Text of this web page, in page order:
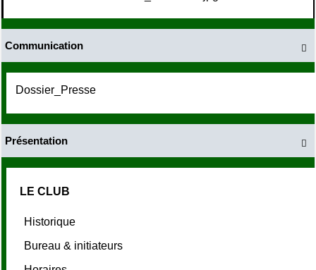

Communication
Dossier_Presse

Présentation
LE CLUB
Historique
Bureau & initiateurs